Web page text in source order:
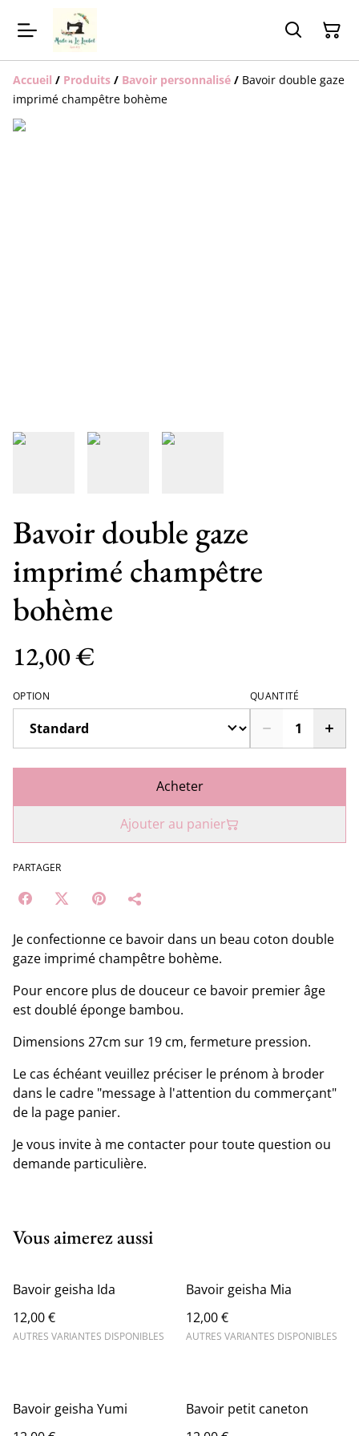
Accueil / Produits / Bavoir personnalisé / Bavoir double gaze
imprimé champêtre bohème
Bavoir double gaze
imprimé champêtre
bohème
12,00 €
OPTION QUANTITÉ
Acheter
Ajouter au panier
PARTAGER
Je confectionne ce bavoir dans un beau coton double
gaze imprimé champêtre bohème.
Pour encore plus de douceur ce bavoir premier âge
est doublé éponge bambou.
Dimensions 27cm sur 19 cm, fermeture pression.
Le cas échéant veuillez préciser le prénom à broder
dans le cadre "message à l'attention du commerçant"
de la page panier.
Je vous invite à me contacter pour toute question ou
demande particulière.
Vous aimerez aussi
Bavoir geisha Ida
12,00 €
AUTRES VARIANTES DISPONIBLES
Bavoir geisha Mia
12,00 €
AUTRES VARIANTES DISPONIBLES
Bavoir geisha Yumi
Bavoir petit caneton